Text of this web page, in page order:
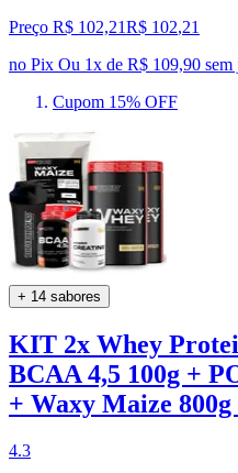
Preço R$ 102,21R$ 102,21
no Pix Ou 1x de R$ 109,90 sem
Cupom 15% OFF
+ 14 sabores
KIT 2x Whey
BCAA 4,5 100g +
+ Waxy Maize
4.3